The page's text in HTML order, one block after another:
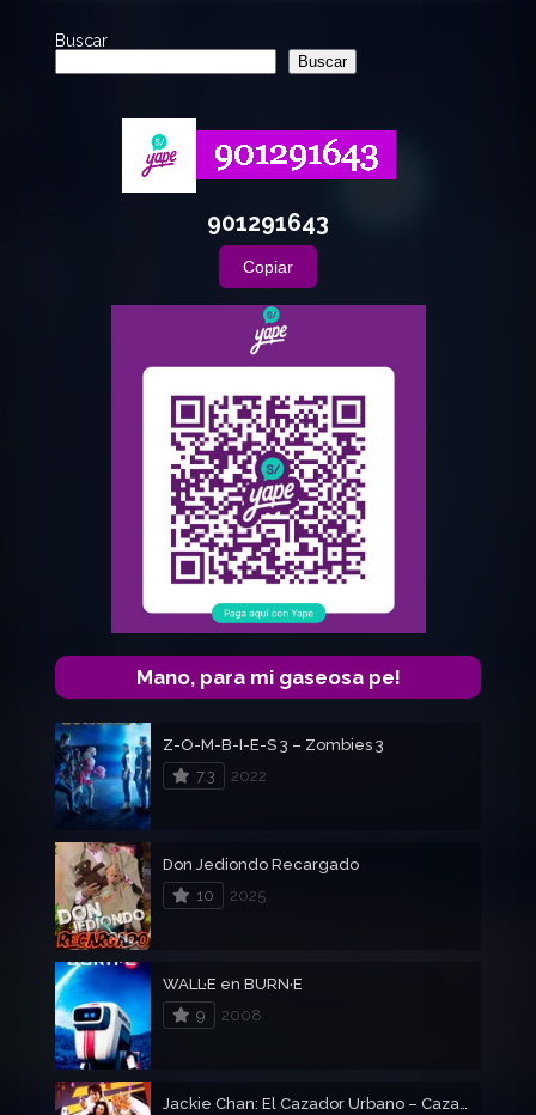
Buscar
Buscar
901291643
Copiar
Mano, para mi gaseosa pe!
Z-O-M-B-I-E-S 3 – Zombies 3
7.3
2022
Don Jediondo Recargado
10
2025
WALL·E en BURN·E
9
2008
Jackie Chan: El Cazador Urbano – Cazador Citadino